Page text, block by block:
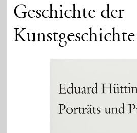
Geschichte der
Kunstgeschichte